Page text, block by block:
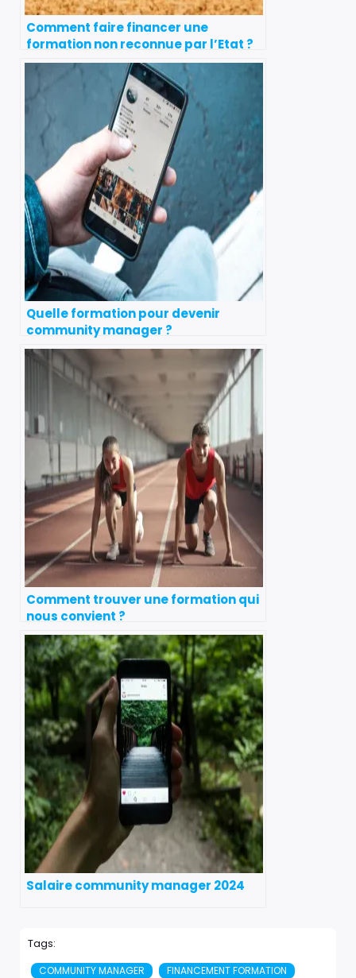
Comment faire financer une
formation non reconnue par l’Etat ?
Quelle formation pour devenir
community manager ?
Comment trouver une formation qui
nous convient ?
Salaire community manager 2024
Tags:
COMMUNITY MANAGER
FINANCEMENT FORMATION